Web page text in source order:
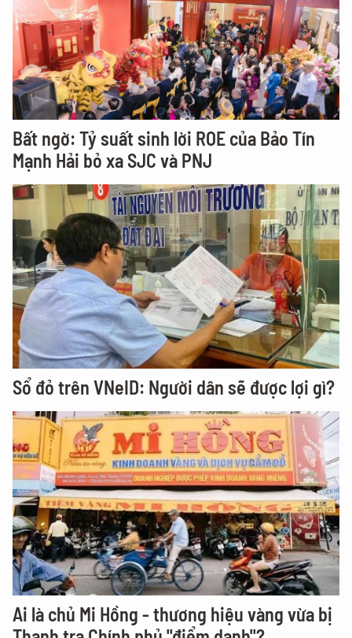
Bất ngờ: Tỷ suất sinh lời ROE của Bảo Tín
Mạnh Hải bỏ xa SJC và PNJ
Sổ đỏ trên VNeID: Người dân sẽ được lợi gì?
Ai là chủ Mi Hồng - thương hiệu vàng vừa bị